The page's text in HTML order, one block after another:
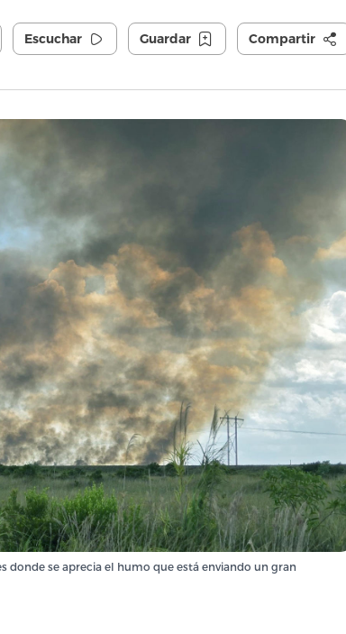
Escuchar Guardar Compartir
donde se aprecia el humo que está enviando un gran